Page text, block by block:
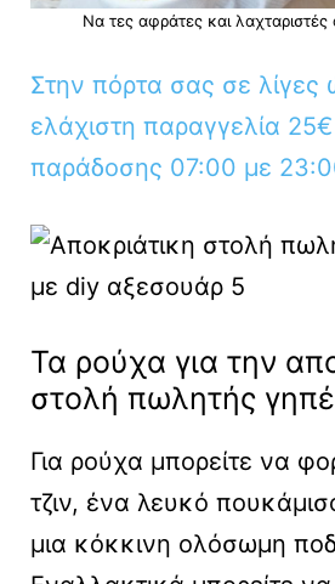
Να τες αφράτες και λαχταριστές
Στην πόρτα σας σε λίγες
ελάχιστη παραγγελία
παράδοσης 07:00 με
Τα ρούχα για την
στολή πωλητής
Για ρούχα μπορείτε να
τζιν, ένα λευκό
μια κόκκινη ολόσωμη